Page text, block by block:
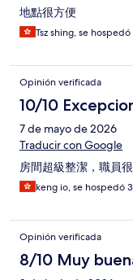
地點很方便
Tsz shing, se
Opinión verificada
10/10
7 de mayo de 2026
Traducir con Google
房間超級整潔，職員
keng io, se hospedó
Opinión verificada
8/10 Muy